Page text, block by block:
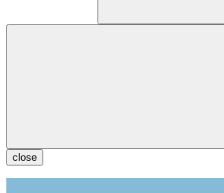
close